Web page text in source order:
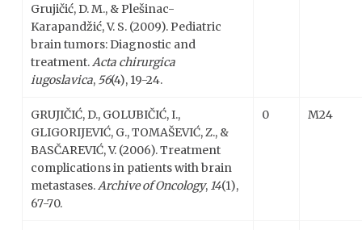
Grujičić, D. M., & Plešinac-
Karapandžić, V. S. (2009). Pediatric
brain tumors: Diagnostic and
treatment.Acta chirurgica
iugoslavica, 56(4), 19-24.
GRUJIČIĆ, D., GOLUBIČIĆ, I.,
GLIGORIJEVIĆ, G., TOMAŠEVIĆ, Z., &
BASČAREVIĆ, V. (2006). Treatment
complications in patients with brain
metastases.Archive of Oncology, 14(1),
67-70.
0 M24